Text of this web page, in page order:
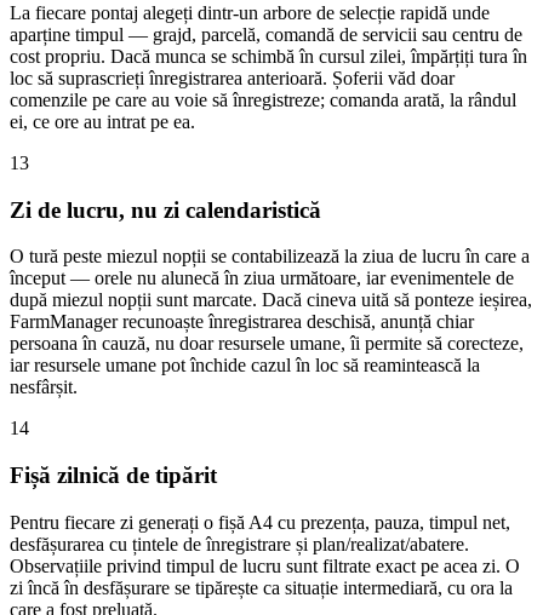
La fiecare pontaj alegeți dintr-un arbore de selecție rapidă unde
aparține timpul — grajd, parcelă, comandă de servicii sau centru de
cost propriu. Dacă munca se schimbă în cursul zilei, împărțiți tura în
loc să suprascrieți înregistrarea anterioară. Șoferii văd doar
comenzile pe care au voie să înregistreze; comanda arată, la rândul
ei, ce ore au intrat pe ea.
13
Zi de lucru, nu zi calendaristică
O tură peste miezul nopții se contabilizează la ziua de lucru în care a
început — orele nu alunecă în ziua următoare, iar evenimentele de
după miezul nopții sunt marcate. Dacă cineva uită să ponteze ieșirea,
FarmManager recunoaște înregistrarea deschisă, anunță chiar
persoana în cauză, nu doar resursele umane, îi permite să corecteze,
iar resursele umane pot închide cazul în loc să reamintească la
nesfârșit.
14
Fișă zilnică de tipărit
Pentru fiecare zi generați o fișă A4 cu prezența, pauza, timpul net,
desfășurarea cu țintele de înregistrare și plan/realizat/abatere.
Observațiile privind timpul de lucru sunt filtrate exact pe acea zi. O
zi încă în desfășurare se tipărește ca situație intermediară, cu ora la
care a fost preluată.